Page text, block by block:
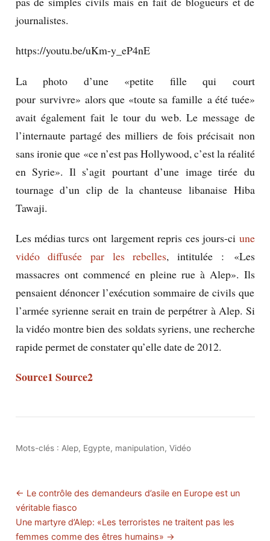
journalistes.
https://youtu.be/uKm-y_eP4nE
La photo d’une «petite fille qui court
pour survivre» alors que «toute sa famille a été tuée»
avait également fait le tour du web. Le message de
l’internaute partagé des milliers de fois précisait non
sans ironie que «ce n’est pas Hollywood, c’est la réalité
en Syrie». Il s’agit pourtant d’une image tirée du
tournage d’un clip de la chanteuse libanaise Hiba
Tawaji.
Les médias turcs ont largement repris ces jours-ci une
vidéo diffusée par les rebelles, intitulée : «Les
massacres ont commencé en pleine rue à Alep». Ils
pensaient dénoncer l’exécution sommaire de civils que
l’armée syrienne serait en train de perpétrer à Alep. Si
la vidéo montre bien des soldats syriens, une recherche
rapide permet de constater qu’elle date de 2012.
Source1Source2
Mots-clés : Alep, Egypte, manipulation, Vidéo
← Le contrôle des demandeurs d’asile en Europe est un
véritable fiasco
Une martyre d’Alep: «Les terroristes ne traitent pas les
femmes comme des êtres humains» →